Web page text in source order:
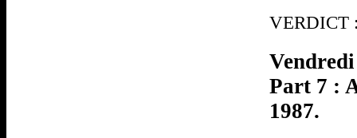
VERDICT
Part 7 :
1987.